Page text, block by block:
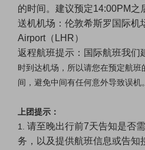
的时间。建议预定14:00PM之
送机机场：伦敦希斯罗国际机
Airport（LHR）
返程航班提示：国际航班我们
时到达机场，所以请您在预定航
间，避免中间有任何意外导致误机。
上团提示：
1. 请至晚出行前7天告知是否
务，以及提供航班信息或告知